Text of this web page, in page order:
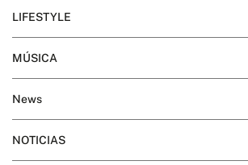
LIFESTYLE
MÚSICA
News
NOTICIAS